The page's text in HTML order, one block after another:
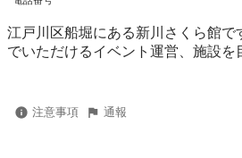
江戸川区船堀にある新川さくら館で
でいただけるイベント運営、施設を
注意事項 通報